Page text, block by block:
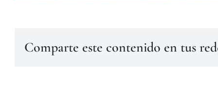
Comparte este contenido en tus